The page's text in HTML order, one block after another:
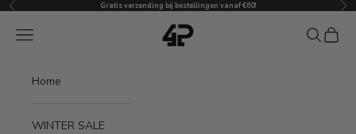
Naar inhoud
Vorige Gratis verzending bij bestellingen vanaf €60!
4President
Menu Zoeken
Home
WINTER SALE